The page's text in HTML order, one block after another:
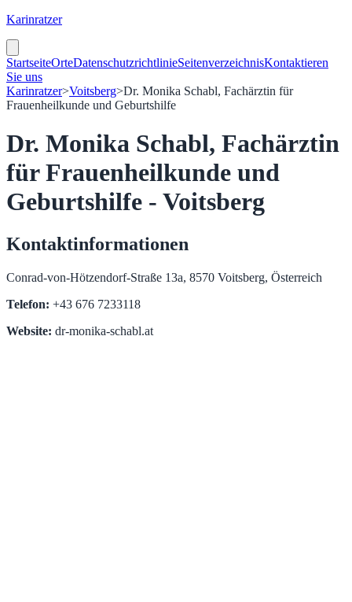
Karinratzer
StartseiteOrteDatenschutzrichtlinieSeitenverzeichnisKontaktieren
Sie uns
Karinratzer>Voitsberg>Dr. Monika Schabl, Fachärztin für
Frauenheilkunde und Geburtshilfe
Dr. Monika Schabl, Fachärztin
für Frauenheilkunde und
Geburtshilfe - Voitsberg
Kontaktinformationen
Conrad-von-Hötzendorf-Straße 13a, 8570 Voitsberg, Österreich
Telefon: +43 676 7233118
Website: dr-monika-schabl.at